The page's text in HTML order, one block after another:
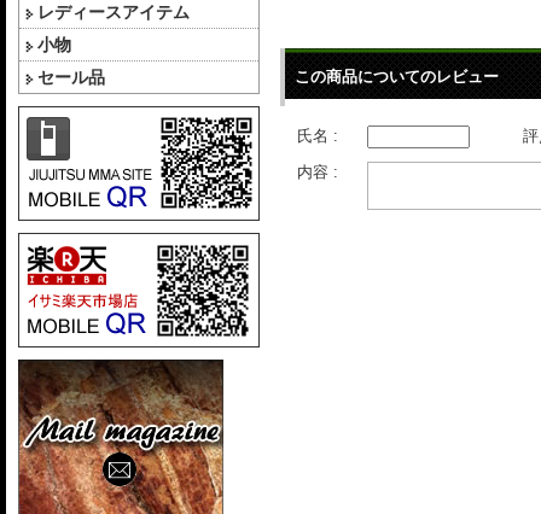
レディースアイテム
小物
セール品
この商品についてのレビュー
氏名 :
内容 :